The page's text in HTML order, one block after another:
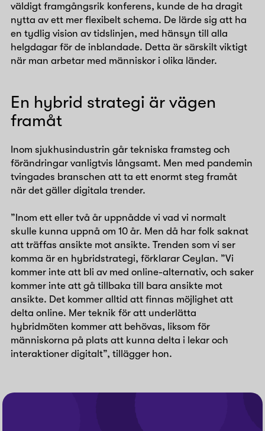
väldigt framgångsrik konferens, kunde de ha dragit
nytta av ett mer flexibelt schema. De lärde sig att ha
en tydlig vision av tidslinjen, med hänsyn till alla
helgdagar för de inblandade. Detta är särskilt viktigt
när man arbetar med människor i olika länder.
En hybrid strategi är vägen
framåt
Inom sjukhusindustrin går tekniska framsteg och
förändringar vanligtvis långsamt. Men med pandemin
tvingades branschen att ta ett enormt steg framåt
när det gäller digitala trender.
”Inom ett eller två år uppnådde vi vad vi normalt
skulle kunna uppnå om 10 år. Men då har folk saknat
att träffas ansikte mot ansikte. Trenden som vi ser
komma är en hybridstrategi, förklarar Ceylan. ”Vi
kommer inte att bli av med online-alternativ, och saker
kommer inte att gå tillbaka till bara ansikte mot
ansikte. Det kommer alltid att finnas möjlighet att
delta online. Mer teknik för att underlätta
hybridmöten kommer att behövas, liksom för
människorna på plats att kunna delta i lekar och
interaktioner digitalt”, tillägger hon.